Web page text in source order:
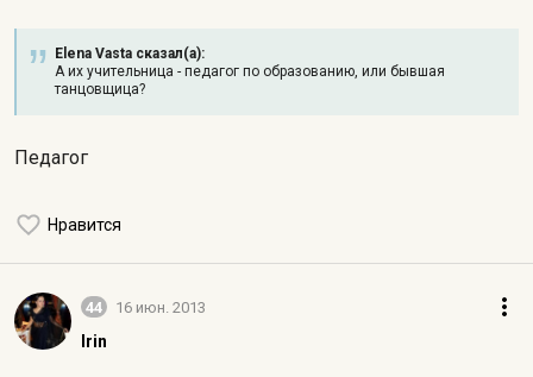
Elena Vasta сказал(а):
А их учительница - педагог по образованию, или бывшая
танцовщица?
Педагог
Нравится
44 16 июн. 2013
Irin